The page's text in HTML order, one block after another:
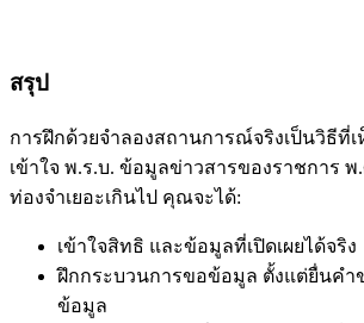
สรุป
การฝึกด้วยจำลองสถานการณ์จริงเป็นวิธีที่
เข้าใจ พ.ร.บ. ข้อมูลข่าวสารของราชการ พ.
ท่องจำเยอะเกินไป คุณจะได้:
เข้าใจสิทธิ และข้อมูลที่เปิดเผยได้จริง
ฝึกกระบวนการขอข้อมูล ตั้งแต่ยื่นคำ
ข้อมูล